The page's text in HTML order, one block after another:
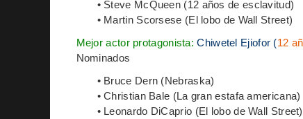
• Steve McQueen (12 años de esclavitud)
• Martin Scorsese (El lobo de Wall Street)
Mejor actor protagonista:Chiwetel Ejiofor (12
Nominados
• Bruce Dern (Nebraska)
• Christian Bale (La gran estafa americana)
• Leonardo DiCaprio (El lobo de Wall Street)